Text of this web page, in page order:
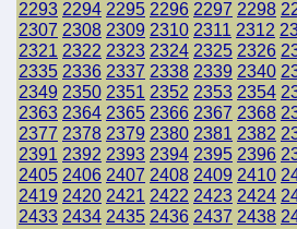
2293 2294 2295 2296 2297 2298
2307 2308 2309 2310 2311 2312
2321 2322 2323 2324 2325 2326
2335 2336 2337 2338 2339 2340
2349 2350 2351 2352 2353 2354
2363 2364 2365 2366 2367 2368
2377 2378 2379 2380 2381 2382
2391 2392 2393 2394 2395 2396
2405 2406 2407 2408 2409 2410
2419 2420 2421 2422 2423 2424
2433 2434 2435 2436 2437 2438